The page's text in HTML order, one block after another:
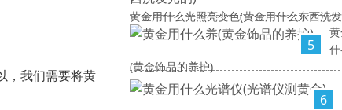
，我们需要将黄
黄金用什么光照亮变色(黄金用什么东西洗
5
(黄金饰品的养护)
6